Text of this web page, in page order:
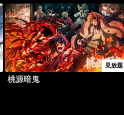
見放題
桃源暗鬼